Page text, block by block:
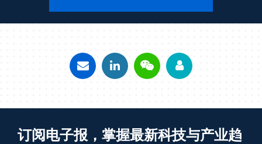
订阅电子报，掌握最新科技与产业趋